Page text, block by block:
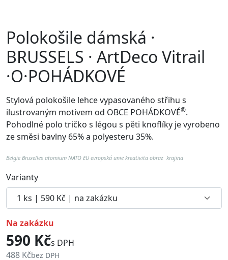
Polokošile dámská ·
BRUSSELS · ArtDeco Vitrail
·O·POHÁDKOVÉ
Stylová polokošile lehce vypasovaného střihu s
ilustrovaným motivem od OBCE POHÁDKOVÉ®.
Pohodlné polo tričko s légou s pěti knoflíky je vyrobeno
ze směsi bavlny 65% a polyesteru 35%.
Belgie Bruxelles atomium NATO EU evropská unie kreativita obraz krajina
Varianty
na zakázku
590 Kčs DPH
488 Kčbez DPH